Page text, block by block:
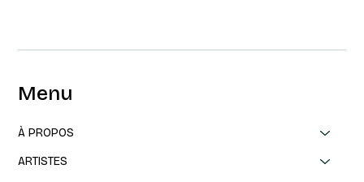
Menu
À PROPOS
ARTISTES